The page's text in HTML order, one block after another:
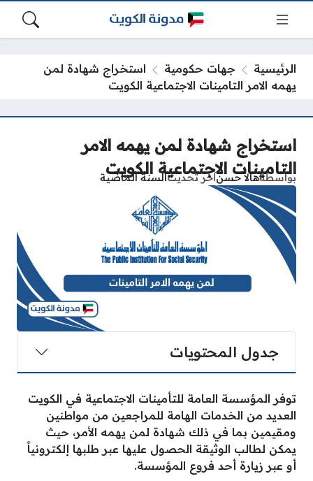
الرئيسية جهات حكومية
استخراج شهادة لمن
يهمه الامر التامينات الاجتماعية الكويت
استخراج شهادة لمن يهمه الامر
التامينات الاجتماعية الكويت
بواسطةهالا حسنآخر تحديثالسنة الماضية
جدول المحتويات
توفر المؤسسة العامة للتأمينات الاجتماعية في الكويت
العديد من الخدمات الهامة للمراجعين من مواطنين
ومقيمين بما في ذلك شهادة لمن يهمه الأمر، حيث
يمكن لطالب الوثيقة الحصول عليها عبر طلبها إلكترونياََ
أو عبر زيارة أحد فروع المؤسسة.